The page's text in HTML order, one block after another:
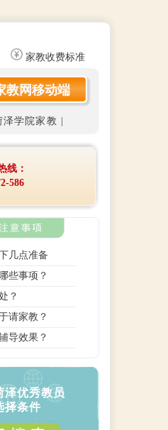
社会实践兼职信息的服务平台
家教收费标准
教网移动端
泽学院家教
线：
586
几点准备
些事项？
？
请家教？
导效果？
泽优秀教员
择条件